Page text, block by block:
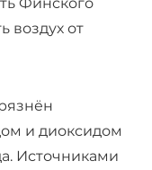
воздух от
и диоксидом
Источниками